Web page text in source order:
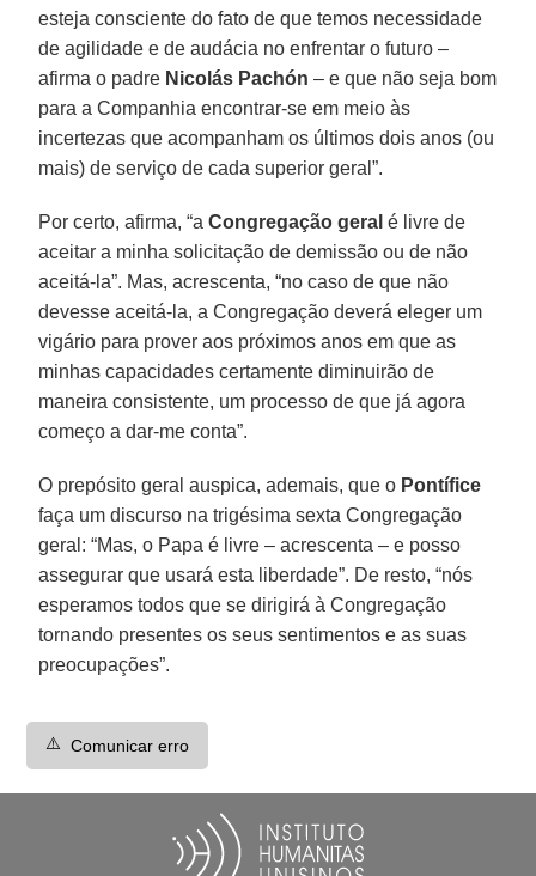
esteja consciente do fato de que temos necessidade
de agilidade e de audácia no enfrentar o futuro –
afirma o padre Nicolás Pachón – e que não seja bom
para a Companhia encontrar-se em meio às
incertezas que acompanham os últimos dois anos (ou
mais) de serviço de cada superior geral”.
Por certo, afirma, “aCongregação geral é livre de
aceitar a minha solicitação de demissão ou de não
aceitá-la”. Mas, acrescenta, “no caso de que não
devesse aceitá-la, a Congregação deverá eleger um
vigário para prover aos próximos anos em que as
minhas capacidades certamente diminuirão de
maneira consistente, um processo de que já agora
começo a dar-me conta”.
O prepósito geral auspica, ademais, que o Pontífice
faça um discurso na trigésima sexta Congregação
geral: “Mas, o Papa é livre – acrescenta – e posso
assegurar que usará esta liberdade”. De resto, “nós
esperamos todos que se dirigirá à Congregação
tornando presentes os seus sentimentos e as suas
preocupações”.
⚠️ Comunicar erro